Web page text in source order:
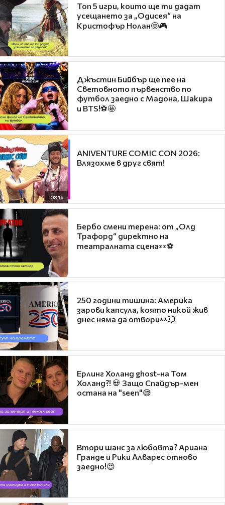
Топ 5 игри, които ще ти дадат
усещането за „Одисея“ на
Кристофър Нолан🤩🎮
Джъстин Бийбър ще пее на
Световното първенство по
футбол заедно с Мадона, Шакира
и BTS!⚽🤩
08:16
ANIVENTURE COMIC CON 2026:
Влязохме в друг свят!
Бербо смени терена: от „Олд
Трафорд“ директно на
театралната сцена👀⚽
250 години тишина: Америка
зарови капсула, която никой жив
днес няма да отвори👀💥
Ерлинг Холанд ghost-на Том
Холанд?! 💀 Защо Спайдър-мен
остана на "seen"😅
Втори шанс за любовта? Ариана
Гранде и Рики Алварес отново
заедно!😍